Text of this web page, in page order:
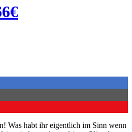
Was habt ihr eigentlich im Sinn wenn